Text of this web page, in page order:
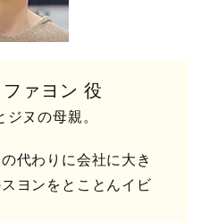
ァヨン 役
ヌの母親。
代わりに会社に大き
ヨンをとことんイビ